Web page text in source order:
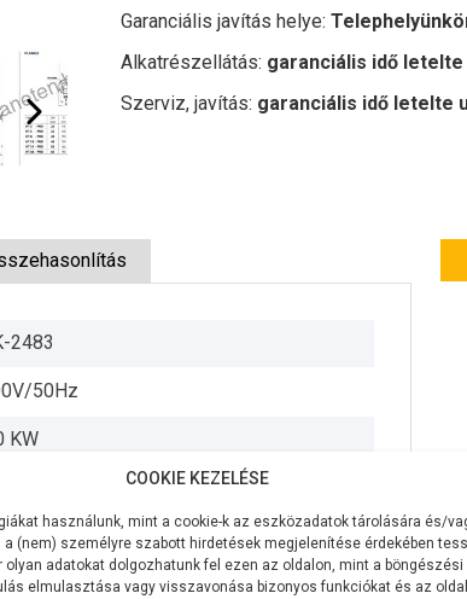
Garanciális javítás helye:
Alkatrészellátás: garanciális idő letelte
Szerviz, javítás: garanciális idő letelte
2483
50Hz
KW
méter
COOKIE KEZELÉSE
használunk, mint a cookie-k az eszközadatok tárolására és/
(nem) személyre szabott hirdetések megjelenítése érdekében
olyan adatokat dolgozhatunk fel ezen az oldalon, mint a
elmulasztása vagy visszavonása bizonyos funkciókat és az